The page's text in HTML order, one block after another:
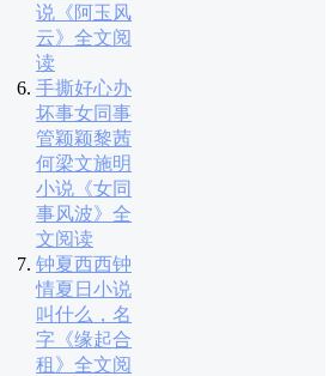
说《阿玉风
云》全文阅
读
手撕好心办
坏事女同事
管颖颖黎茜
何梁文施明
小说《女同
事风波》全
文阅读
钟夏西西钟
情夏日小说
叫什么，名
字《缘起合
租》全文阅